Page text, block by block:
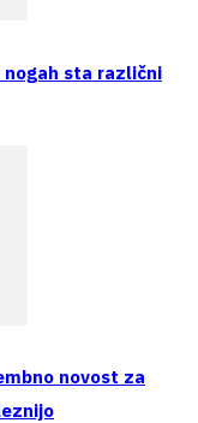
sta različni
novost za